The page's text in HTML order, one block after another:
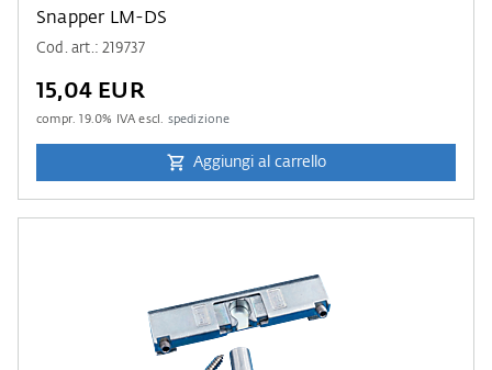
Snapper LM-DS
Cod. art.: 219737
15,04 EUR
compr.19.0% IVA escl. spedizione
Aggiungi al carrello